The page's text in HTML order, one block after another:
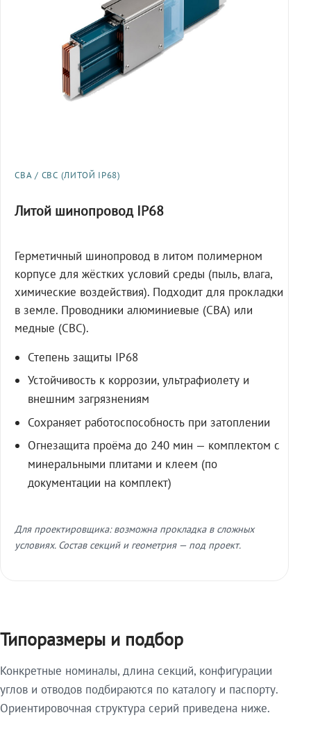
СВА / СВС (ЛИТОЙ IP68)
Литой шинопровод IP68
Герметичный шинопровод в литом полимерном
корпусе для жёстких условий среды (пыль, влага,
химические воздействия). Подходит для прокладки
в земле. Проводники алюминиевые (СВА) или
медные (СВС).
Степень защиты IP68
Устойчивость к коррозии, ультрафиолету и
внешним загрязнениям
Сохраняет работоспособность при затоплении
Огнезащита проёма до 240 мин — комплектом с
минеральными плитами и клеем (по
документации на комплект)
Для проектировщика: возможна прокладка в сложных
условиях. Состав секций и геометрия — под проект.
Типоразмеры и подбор
Конкретные номиналы, длина секций, конфигурации
углов и отводов подбираются по каталогу и паспорту.
Ориентировочная структура серий приведена ниже.